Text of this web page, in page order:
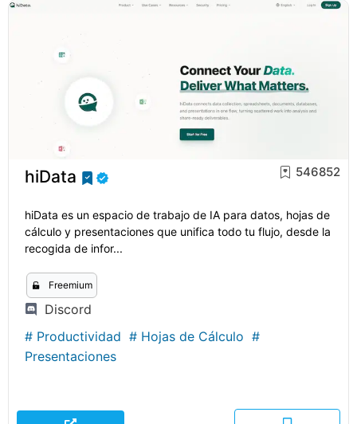
hiData 546852
hiData es un espacio de trabajo de IA para datos, hojas de
cálculo y presentaciones que unifica todo tu flujo, desde la
recogida de infor...
Freemium
Discord
# Productividad # Hojas de Cálculo #
Presentaciones